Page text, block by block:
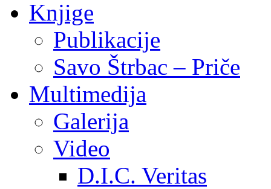
Knjige
Publikacije
Savo Štrbac – Priče
Multimedija
Galerija
Video
D.I.C. Veritas